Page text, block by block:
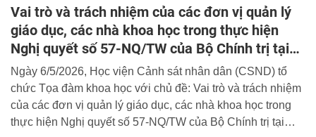
Vai trò và trách nhiệm của các đơn vị quản lý
giáo dục, các nhà khoa học trong thực hiện
Nghị quyết số 57-NQ/TW của Bộ Chính trị tại
Học viện Cảnh sát nhân dân
Ngày 6/5/2026, Học viện Cảnh sát nhân dân (CSND) tổ
chức Tọa đàm khoa học với chủ đề: Vai trò và trách nhiệm
của các đơn vị quản lý giáo dục, các nhà khoa học trong
thực hiện Nghị quyết số 57-NQ/TW của Bộ Chính trị tại